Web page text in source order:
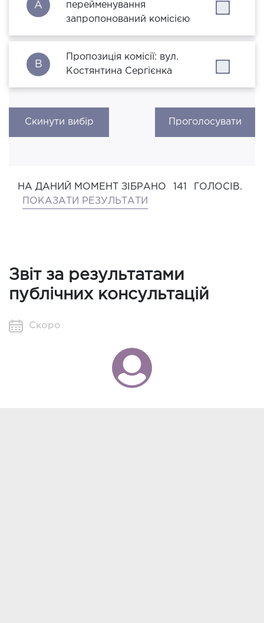
A
перейменування
запропонований комісією
B
Пропозиція комісії: вул.
Костянтина Сергієнка
Скинути вибір Проголосувати
НА ДАНИЙ МОМЕНТ ЗІБРАНО 141
ГОЛОСІВ.
ПОКАЗАТИ РЕЗУЛЬТАТИ
Звіт за результатами
публічних консультацій
Скоро